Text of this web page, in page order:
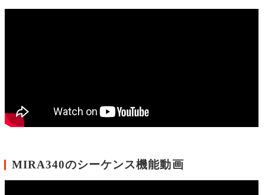
MIRA340のシーケンス機能動画